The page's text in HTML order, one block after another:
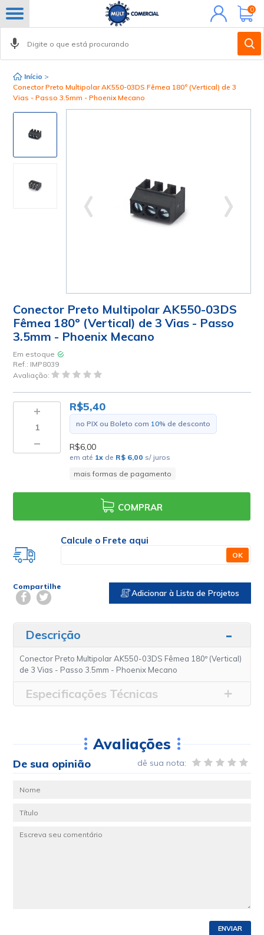
Minha
conta
0
Início >
Conector Preto Multipolar AK550-03DS Fêmea 180º (Vertical) de 3
Vias - Passo 3.5mm - Phoenix Mecano
Conector Preto Multipolar AK550-03DS
Fêmea 180º (Vertical) de 3 Vias - Passo
3.5mm - Phoenix Mecano
Em estoque
Ref.: IMP8039
Avaliação:
R$5,40
no PIX ou Boleto com 10% de desconto
R$6,00
em até 1x de R$ 6,00 s/ juros
mais formas de pagamento
COMPRAR
Calcule o Frete aqui
OK
Compartilhe
Adicionar à Lista de Projetos
Descrição
Conector Preto Multipolar AK550-03DS Fêmea 180º (Vertical)
de 3 Vias - Passo 3.5mm - Phoenix Mecano
Especificações Técnicas
Avaliações
De sua opinião dê sua nota:
ENVIAR